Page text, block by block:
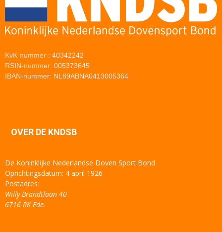
KvK-nummer : 40342242
RSIN-nummer: 005373645
IBAN-nummer: NL89ABNA0413005364
OVER DE KNDSB
De Koninklijke Nederlandse Doven Sport Bond
Oprichtingsdatum: 4 april 1926
Postadres:
Willy Brandtlaan 40
6716 RK Ede.